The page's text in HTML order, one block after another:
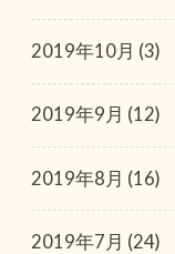
2019年10月 (3)
2019年9月 (12)
2019年8月 (16)
2019年7月 (24)